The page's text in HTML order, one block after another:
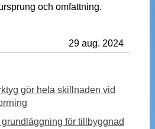
och omfattning.
29 aug. 2024
gör hela skillnaden vid
för tillbyggnad